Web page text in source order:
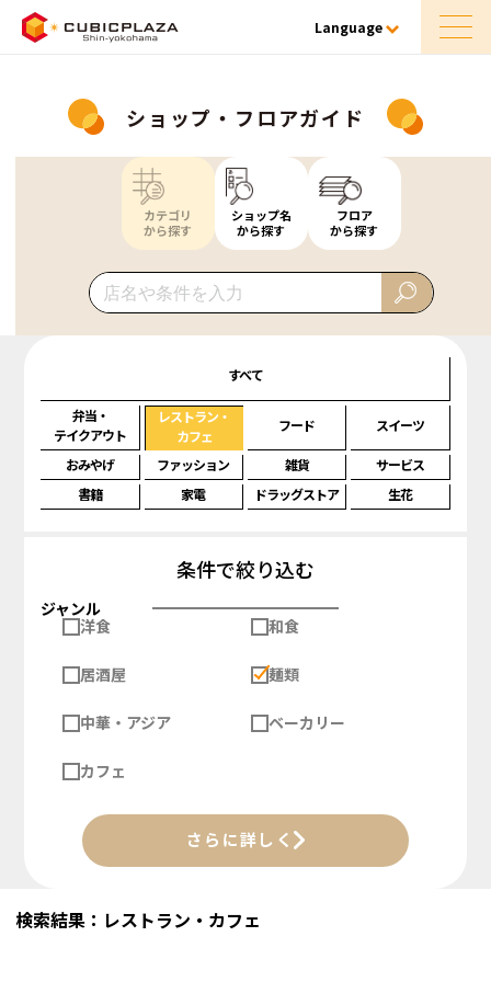
Language
ショップ・フロアガイド
カテゴリ
から探す
ショップ名
から探す
フロア
から探す
すべて
弁当・
テイクアウト
レストラン・
カフェ
フード スイーツ
おみやげ ファッション 雑貨
サービス
書籍
家電 ドラッグストア 生花
条件で絞り込む
ジャンル
洋食
和食
居酒屋 麺類
中華・アジア ベーカリー
カフェ
さらに詳しく
検索結果：レストラン・カフェ